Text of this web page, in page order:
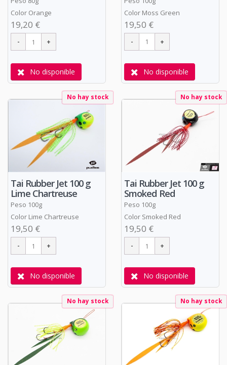
Color Orange
19,20 €
No disponible
Color Moss Green
19,50 €
No disponible
No hay stock
Tai Rubber Jet 100 g
Lime Chartreuse
Peso 100g
Color Lime Chartreuse
19,50 €
No disponible
No hay stock
Tai Rubber Jet 100 g
Smoked Red
Peso 100g
Color Smoked Red
19,50 €
No disponible
No hay stock No hay stock